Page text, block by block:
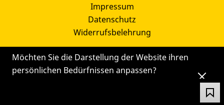
Möchten Sie die Darstellung der Website ihren
persönlichen Bedürfnissen anpassen?
Impressum
Datenschutz
Widerrufsbelehrung